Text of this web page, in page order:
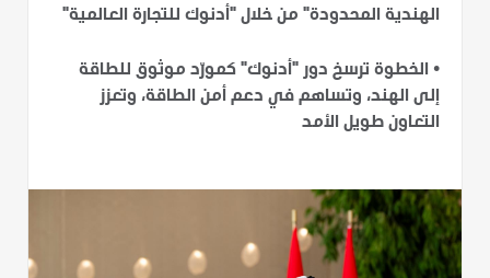
الهندية المحدودة" من خلال "أدنوك للتجارة العالمية"
• الخطوة ترسخ دور "أدنوك" كمورّد موثوق للطاقة
إلى الهند، وتساهم في دعم أمن الطاقة، وتعزز
التعاون طويل الأمد